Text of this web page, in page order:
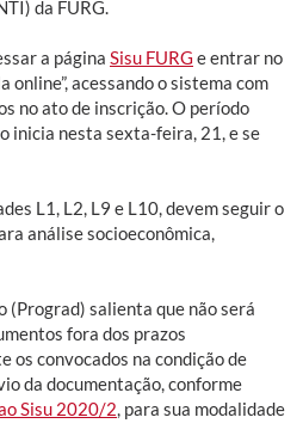
da FURG.
a página Sisu FURG e entrar no
acessando o sistema com
no ato de inscrição. O período
inicia nesta sexta-feira, 21, e se
L1, L2, L9 e L10, devem seguir o
análise socioeconômica,
(Prograd) salienta que não será
fora dos prazos
os convocados na condição de
da documentação, conforme
Sisu 2020/2, para sua modalidade